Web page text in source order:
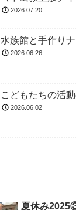
2026.07.20
水族館と手作り
2026.06.26
こどもたちの活
2026.06.02
夏休み